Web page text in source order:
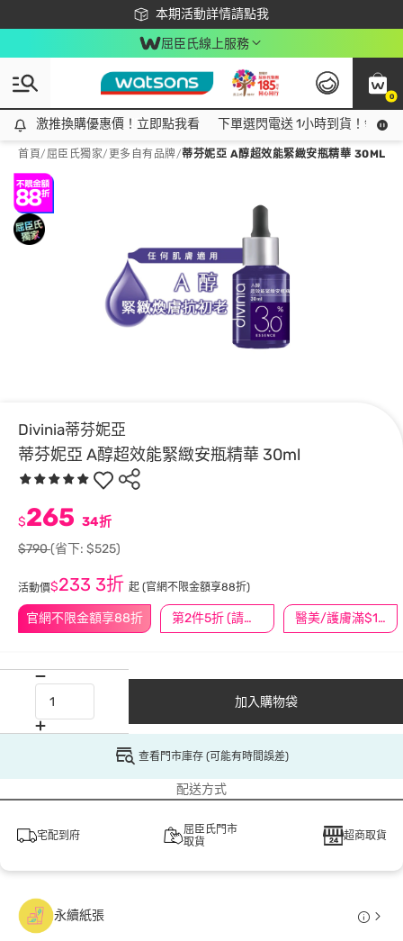
本期活動詳情請點我
下載app最高回饋$350
屈臣氏線上服務
0
激推換購優惠價！立即點我看
激推換購優惠價！立即點我看 下單選閃電送 1小時到貨！領神
首頁/ 屈臣氏獨家/ 更多自有品牌/蒂芬妮亞 A醇超效能緊緻安瓶精華 30ML
Divinia蒂芬妮亞
蒂芬妮亞 A醇超效能緊緻安瓶精華 30ml
官網不限金額享88折 第2件5折 (請任選2件商品) 醫美/護膚滿$1200送$200
$265 34折
$790(省下: $525)
活動價$233 3折 起 (官網不限金額享88折)
加入購物袋
查看門市庫存 (可能有時間誤差)
配送方式
宅配到府
屈臣氏門市
取貨
超商取貨
永續紙張